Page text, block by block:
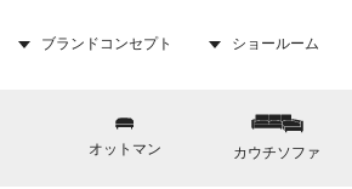
ブランドコンセプト ショールーム
オットマン カウチソファ